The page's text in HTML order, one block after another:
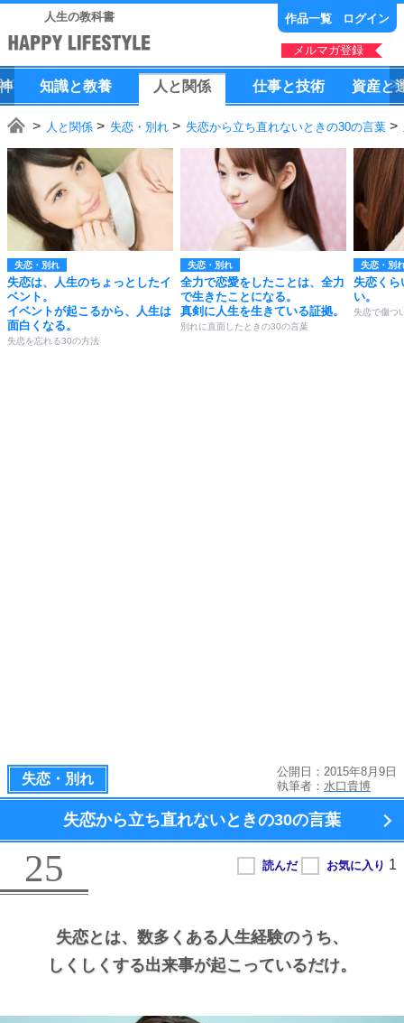
人生の教科書 作品一覧 ログイン
メルマガ登録
知識と教養 人 と 関係 仕事と技術 資産と
人と関係 失恋・別れ 失恋から立ち直れないときの30の言葉
失恋・別れ
失恋は、人生のちょっとしたイ
ベント。
イベントが起こるから、人生は
面白くなる。
失恋を忘れる30の方法
失恋・別れ
全力で恋愛をしたことは、全力
で生きたことになる。
真剣に人生を生きている証拠。
別れに直面したときの30の言葉
失恋・別
失恋くら
い。
失恋で傷つ
失恋・別れ
公開日：2015年8月9日
執筆者： 水口貴博
失恋から立ち直れないときの30の言葉
25
失恋とは、 数多くある人生経験のうち、
しくしくする出来事が起こっているだけ。